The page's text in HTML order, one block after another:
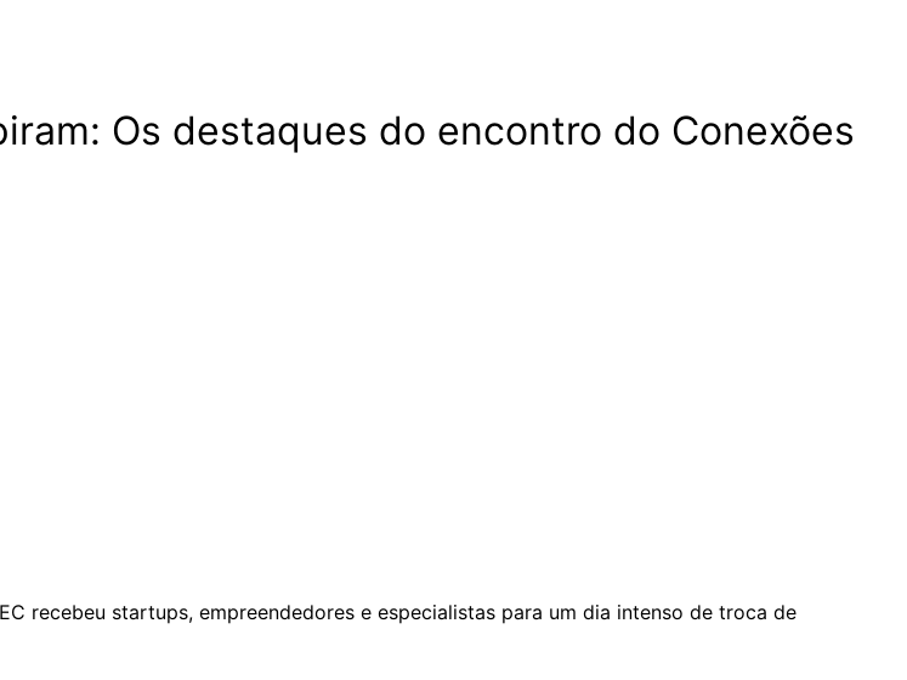
Os destaques do encontro do Conexões
recebeu startups, empreendedores e especialistas para um dia intenso de troca de